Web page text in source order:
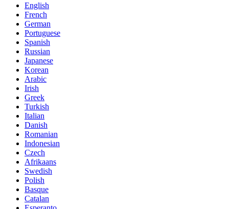
English
French
German
Portuguese
Spanish
Russian
Japanese
Korean
Arabic
Irish
Greek
Turkish
Italian
Danish
Romanian
Indonesian
Czech
Afrikaans
Swedish
Polish
Basque
Catalan